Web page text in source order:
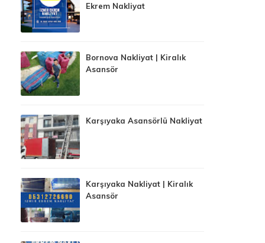
Ekrem Nakliyat
Bornova Nakliyat | Kiralık
Asansör
Karşıyaka Asansörlü Nakliyat
Karşıyaka Nakliyat | Kiralık
Asansör